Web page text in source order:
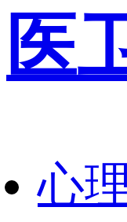
医
心